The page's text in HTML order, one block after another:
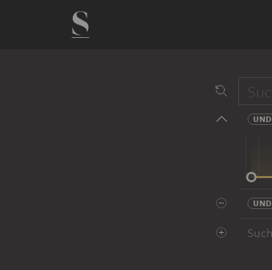
UND
UND